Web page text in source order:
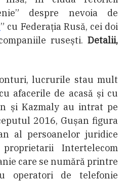
despre nevoia de
” cu Federația Rusă, cei doi
rusești. Detalii,
lucrurile stau mult
afacerile de acasă și cu
și Kazmaly au intrat pe
2016, Gușan figura
al persoanelor juridice
Intertelecom
care se numără printre
operatori de telefonie